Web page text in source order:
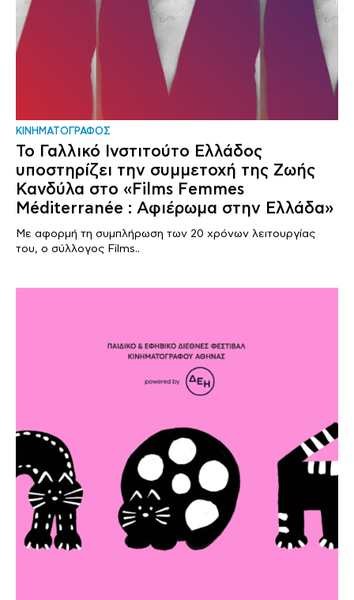
ΚΙΝΗΜΑΤΟΓΡΑΦΟΣ
Το Γαλλικό Ινστιτούτο Ελλάδος
υποστηρίζει την συμμετοχή της Ζωής
Κανδύλα στο «Films Femmes
Méditerranée : Αφιέρωμα στην Ελλάδα»
Με αφορμή τη συμπλήρωση των 20 χρόνων λειτουργίας
του, ο σύλλογος Films..